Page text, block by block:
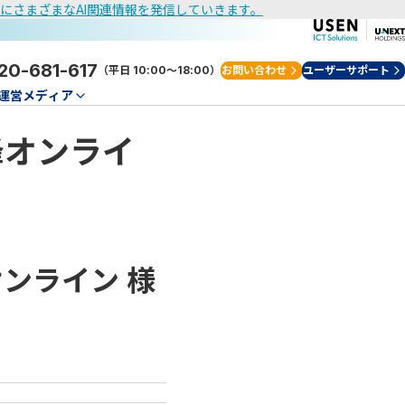
まざまなAI関連情報を発信していきます。
681-617 （平日 10:00～18:00） お問い合わせ ユーザーサポート
営メディア
ンライ
ライン 様